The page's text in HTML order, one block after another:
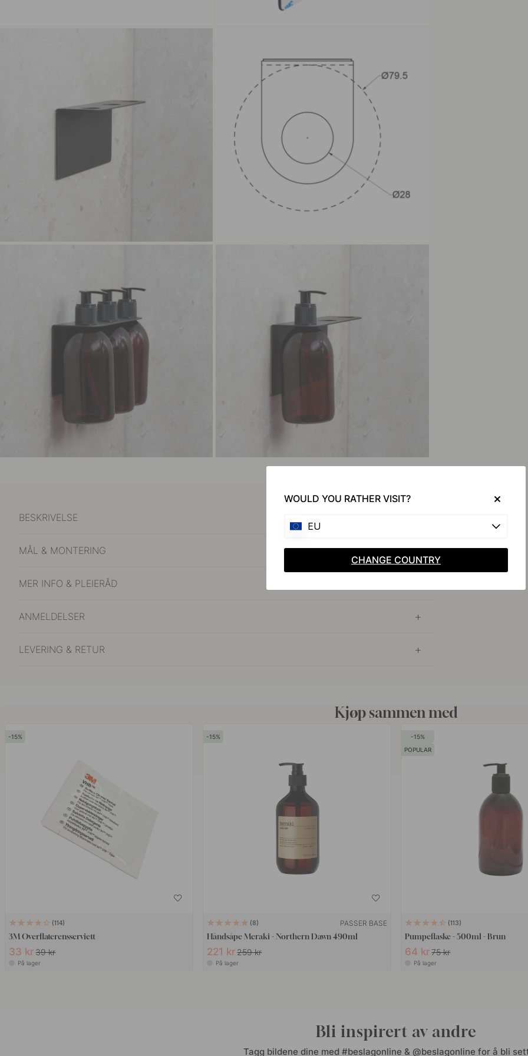
BESKRIVELSE
MÅL & MONTERING
MER INFO & PLEIERÅD
ANMELDELSER
LEVERING & RETUR
Kjøp sammen med
15
114
3M Overflaterensserviett
33 kr 39 kr
På lager
15
8 PASSER BASE
Håndsåpe Meraki - Northern Dawn 490ml
221 kr 259 kr
På lager
15
POPULAR
113
Pumpeflaske - 500ml - Brun
64 kr 75 kr
På lager
Bli inspirert av andre
Tagg bildene dine med #beslagonline & @beslagonline for å bli
WOULD YOU RATHER VISIT?
EU
CHANGE COUNTRY